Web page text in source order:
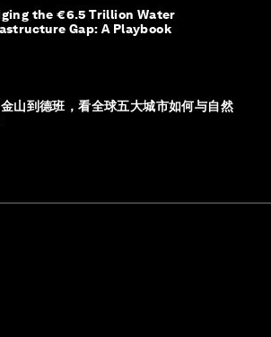
the €6.5 Trillion Water
Gap: A Playbook
山到德班，看全球五大城市如何与自然